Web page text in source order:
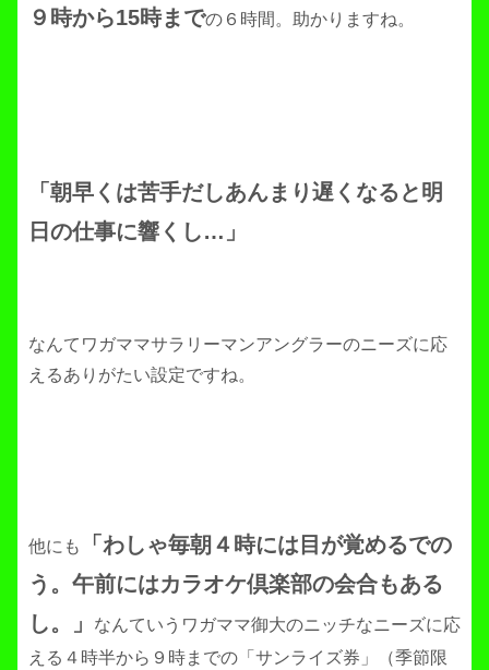
９時から15時までの６時間。助かりますね。
「朝早くは苦手だしあんまり遅くなると明
日の仕事に響くし…」
なんてワガママサラリーマンアングラーのニーズに応
えるありがたい設定ですね。
他にも
「わしゃ毎朝４時には目が覚めるでの
う。午前にはカラオケ倶楽部の会合もある
し。」
なんていうワガママ御大のニッチなニーズに応
える４時半から９時までの「サンライズ券」（季節限